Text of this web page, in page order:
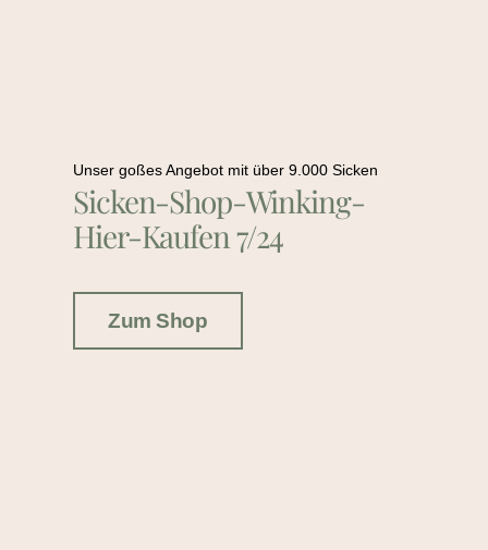
Unser goßes Angebot mit über 9.000 Sicken
Sicken-Shop-Winking-
Hier-Kaufen 7/24
Zum Shop